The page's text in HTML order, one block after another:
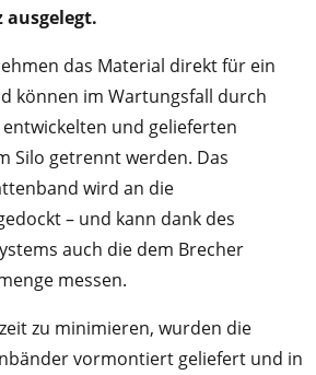
ausgelegt.
das Material direkt für ein
können im Wartungsfall durch
und gelieferten
Silo getrennt werden. Das
wird an die
– und kann dank des
auch die dem Brecher
messen.
zu minimieren, wurden die
vormontiert geliefert und in